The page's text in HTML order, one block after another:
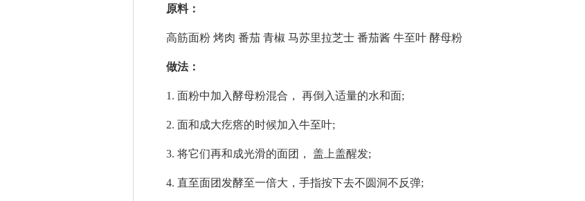
原料：
高筋面粉 烤肉 番茄 青椒 马苏里拉芝士 番茄酱 牛至叶 酵母粉
做法：
1. 面粉中加入酵母粉混合， 再倒入适量的水和面;
2. 面和成大疙瘩的时候加入牛至叶;
3. 将它们再和成光滑的面团， 盖上盖醒发;
4. 直至面团发酵至一倍大，手指按下去不圆洞不反弹;